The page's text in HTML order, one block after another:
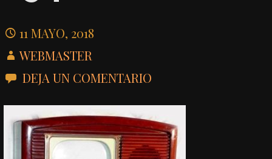
11 MAYO, 2018
WEBMASTER
DEJA UN COMENTARIO